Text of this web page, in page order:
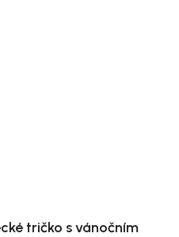
tričko s vánočním